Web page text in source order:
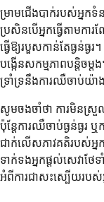
ម្រាមជើងបាក់របស់អ្នក
ប្រសិនបើអ្នកធ្វើតាមកា
ធ្វើឱ្យរបួសកាន់តែធ្ងន់ធ្
បង្កើនសកម្មភាពបន្តិចម្
ទ្រាំទ្រនឹងការឈឺចាប់យ៉ាង
សូមចងចាំថា ការមិនស្រួល
ប៉ុន្តែការឈឺចាប់ធ្ងន់ធ្ងរ
ជាក់លើសភាវគតិរបស់អ្ន
ទាក់ទងអ្នកផ្តល់សេវាថ
អំពីការជាសះស្បើយរបស់